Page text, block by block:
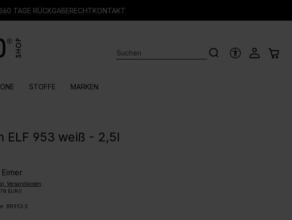
60 TAGE RÜCKGABERECHTKONTAKT
HILFSTOOLS
STOFFE MARKEN
ELF 953 weiß - 2,5l
Versandkosten
EUR/l
BR953.S